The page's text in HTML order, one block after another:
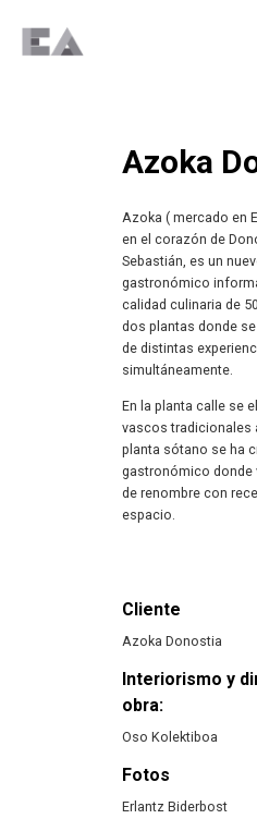
Azoka
Azoka ( mercado en
en el corazón de
Sebastián, es un
gastronómico
calidad culinaria de
dos plantas donde
de distintas
simultáneamente.
En la planta calle se
vascos tradicionales
planta sótano se ha
gastronómico donde
de renombre con
espacio.
Cliente
Azoka Donostia
Interiorismo y
obra:
Oso Kolektiboa
Fotos
Erlantz Biderbost